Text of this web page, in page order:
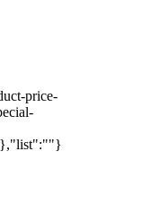
price-